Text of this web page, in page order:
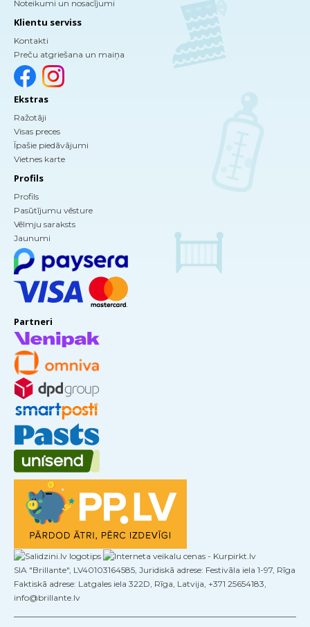
Noteikumi un nosacījumi
Klientu serviss
Kontakti
Preču atgriešana un maiņa
Ekstras
Ražotāji
Visas preces
Īpašie piedāvājumi
Vietnes karte
Profils
Profils
Pasūtījumu vēsture
Vēlmju saraksts
Jaunumi
Partneri
SIA "Brillante", LV40103164585, Juridiskā adrese: Festivāla iela 1-97, Rīga
Faktiskā adrese: Latgales iela 322D, Rīga, Latvija, +371 25654183,
info@brillante.lv